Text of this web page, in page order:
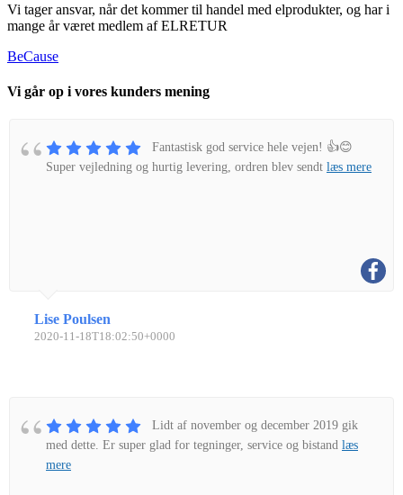
Vi tager ansvar, når det kommer til handel med elprodukter, og har i
mange år været medlem af ELRETUR
BeCause
Vi går op i vores kunders mening
Fantastisk god service hele vejen! 👍😊
Super vejledning og hurtig levering, ordren blev sendt læs mere
Lise Poulsen
2020-11-18T18:02:50+0000
Lidt af november og december 2019 gik
med dette. Er super glad for tegninger, service og bistand læs
mere